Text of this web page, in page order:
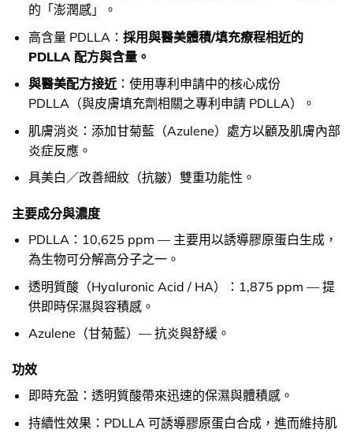
的「澎潤感」。
高含量 PDLLA： 採用與醫美體積/填充療程相近的
PDLLA 配方與含量。
與醫美配方接近：使用專利申請中的核心成份
PDLLA（與皮膚填充劑相關之專利申請 PDLLA）。
肌膚消炎：添加甘菊藍（Azulene）處方以顧及肌膚內部
炎症反應。
具美白／改善細紋（抗皺）雙重功能性。
主要成分與濃度
PDLLA：10,625 ppm — 主要用以誘導膠原蛋白生成，
為生物可分解高分子之一。
透明質酸（Hyaluronic Acid / HA）：1,875 ppm — 提
供即時保濕與容積感。
Azulene（甘菊藍）— 抗炎與舒緩。
功效
即時充盈：透明質酸帶來迅速的保濕與體積感。
持續性效果：PDLLA 可誘導膠原蛋白合成，進而維持肌